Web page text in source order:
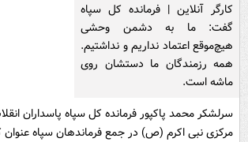
کارگر آنلاین | فرمانده کل سپاه
گفت: ما به دشمن وحشی
هیچ‌موقع اعتماد نداریم و نداشتیم.
همه رزمندگان ما دستشان روی
ماشه است.
سرلشکر محمد پاکپور فرمانده کل سپاه پاسداران
مرکزی نبی اکرم (ص) در جمع فرماندهان سپاه